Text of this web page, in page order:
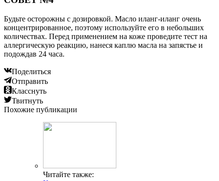
Будьте осторожны с дозировкой. Масло иланг-иланг очень
концентрированное, поэтому используйте его в небольших
количествах. Перед применением на коже проведите тест на
аллергическую реакцию, нанеся каплю масла на запястье и
подождав 24 часа.
Поделиться
Отправить
Класснуть
Твитнуть
Похожие публикации
Читайте также: